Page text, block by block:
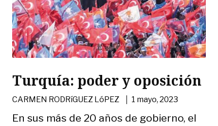
Turquía: poder y oposición
CARMEN RODRíGUEZ LóPEZ | 1 mayo, 2023
En sus más de 20 años de gobierno, el